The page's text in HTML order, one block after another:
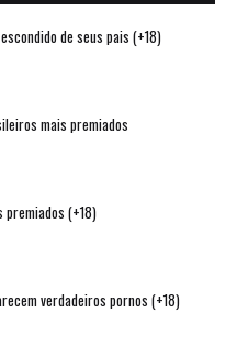
de seus pais (+18)
mais premiados
premiados (+18)
verdadeiros pornos (+18)